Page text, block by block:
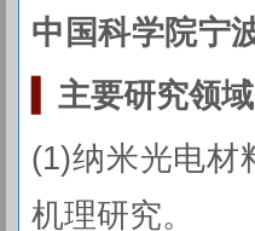
中国科学院宁
主要研究领域
(1)纳米光电材
机理研究。